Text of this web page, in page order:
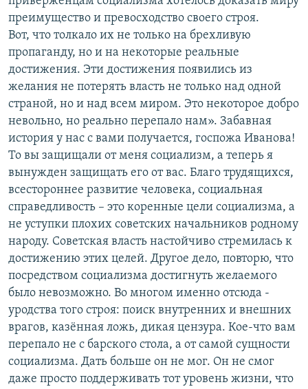
преимущество и превосходство своего строя.
Вот, что толкало их не только на брехливую
пропаганду, но и на некоторые реальные
достижения. Эти достижения появились из
желания не потерять власть не только над одной
страной, но и над всем миром. Это некоторое добро
невольно, но реально перепало нам». Забавная
история у нас с вами получается, госпожа Иванова!
То вы защищали от меня социализм, а теперь я
вынужден защищать его от вас. Благо трудящихся,
всестороннее развитие человека, социальная
справедливость – это коренные цели социализма, а
не уступки плохих советских начальников родному
народу. Советская власть настойчиво стремилась к
достижению этих целей. Другое дело, повторю, что
посредством социализма достигнуть желаемого
было невозможно. Во многом именно отсюда -
уродства того строя: поиск внутренних и внешних
врагов, казённая ложь, дикая цензура. Кое-что вам
перепало не с барского стола, а от самой сущности
социализма. Дать больше он не мог. Он не смог
даже просто поддерживать тот уровень жизни, что